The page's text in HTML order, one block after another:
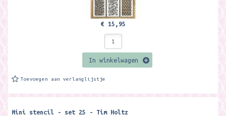
€ 15,95
In winkelwagen
Toevoegen aan verlanglijstje
Mini stencil - set 25 - Tim Holtz